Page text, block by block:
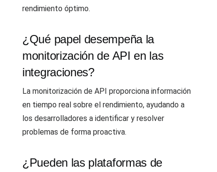
rendimiento óptimo.
¿Qué papel desempeña la
monitorización de API en las
integraciones?
La monitorización de API proporciona información
en tiempo real sobre el rendimiento, ayudando a
los desarrolladores a identificar y resolver
problemas de forma proactiva.
¿Pueden las plataformas de